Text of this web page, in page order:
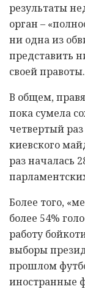
результаты
орган –
ни одна из
представить
своей правоты.
В общем,
пока сумела
четвертый
киевского
раз началась
Более того,
более 54%
работу
выборы
прошлом
иностранные